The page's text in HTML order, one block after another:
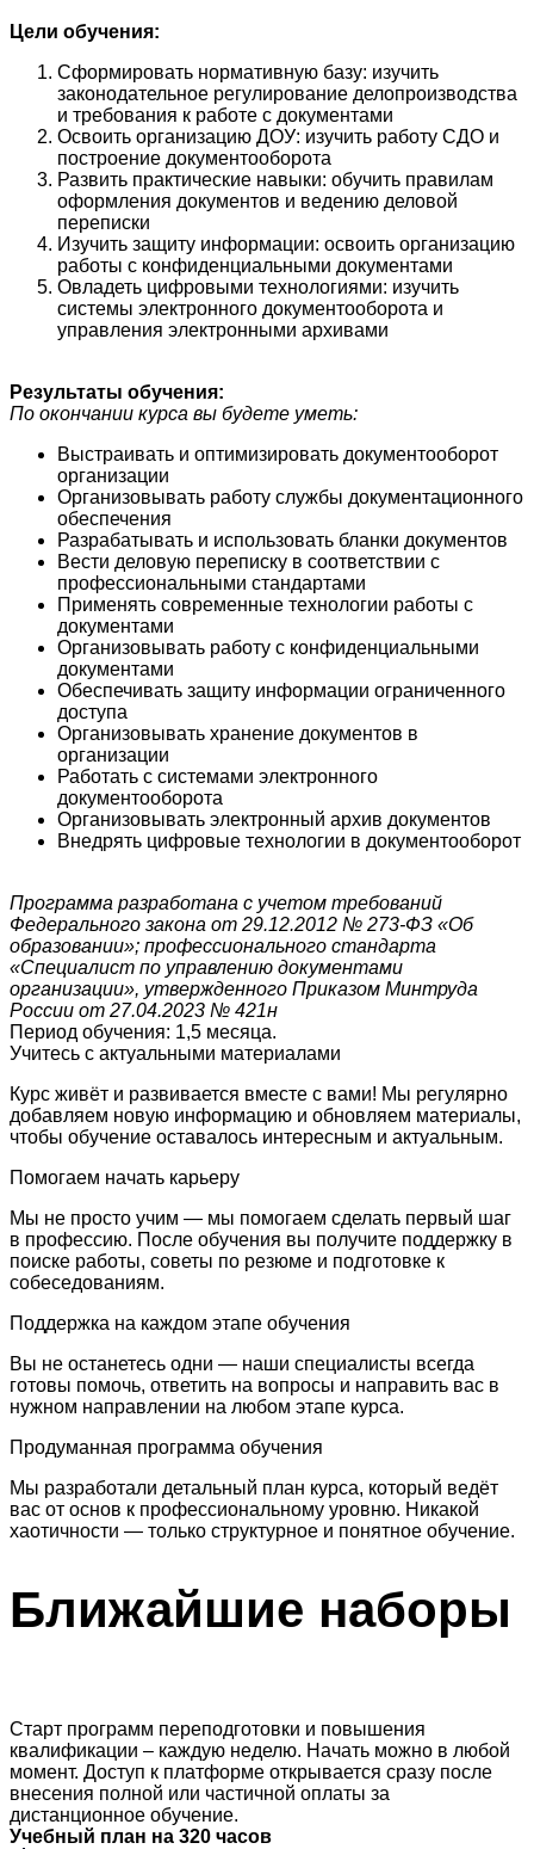
Цели обучения:
Сформировать нормативную базу: изучить
законодательное регулирование делопроизводства
и требования к работе с документами
Освоить организацию ДОУ: изучить работу СДО и
построение документооборота
Развить практические навыки: обучить правилам
оформления документов и ведению деловой
переписки
Изучить защиту информации: освоить организацию
работы с конфиденциальными документами
Овладеть цифровыми технологиями: изучить
системы электронного документооборота и
управления электронными архивами
Результаты обучения:
По окончании курса вы будете уметь:
Выстраивать и оптимизировать документооборот
организации
Организовывать работу службы документационного
обеспечения
Разрабатывать и использовать бланки документов
Вести деловую переписку в соответствии с
профессиональными стандартами
Применять современные технологии работы с
документами
Организовывать работу с конфиденциальными
документами
Обеспечивать защиту информации ограниченного
доступа
Организовывать хранение документов в
организации
Работать с системами электронного
документооборота
Организовывать электронный архив документов
Внедрять цифровые технологии в документооборот
Программа разработана с учетом требований
Федерального закона от 29.12.2012 № 273-ФЗ «Об
образовании»; профессионального стандарта
«Специалист по управлению документами
организации», утвержденного Приказом Минтруда
России от 27.04.2023 № 421н
Период обучения: 1,5 месяца.
Учитесь с актуальными материалами
Курс живёт и развивается вместе с вами! Мы регулярно
добавляем новую информацию и обновляем материалы,
чтобы обучение оставалось интересным и актуальным.
Помогаем начать карьеру
Мы не просто учим — мы помогаем сделать первый шаг
в профессию. После обучения вы получите поддержку в
поиске работы, советы по резюме и подготовке к
собеседованиям.
Поддержка на каждом этапе обучения
Вы не останетесь одни — наши специалисты всегда
готовы помочь, ответить на вопросы и направить вас в
нужном направлении на любом этапе курса.
Продуманная программа обучения
Мы разработали детальный план курса, который ведёт
вас от основ к профессиональному уровню. Никакой
хаотичности — только структурное и понятное обучение.
Ближайшие наборы
Старт программ переподготовки и повышения
квалификации – каждую неделю. Начать можно в любой
момент. Доступ к платформе открывается сразу после
внесения полной или частичной оплаты за
дистанционное обучение.
Учебный план на 320 часов